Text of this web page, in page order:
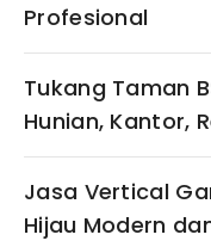
Profesional
Tukang Taman
Hunian, Kantor,
Jasa Vertical
Hijau Modern